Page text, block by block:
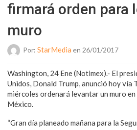
firmará orden para
muro
Por: StarMedia en 26/01/2017
Washington, 24 Ene (Notimex).- El
Unidos, Donald Trump, anunció hoy vía
miércoles ordenará levantar un muro
México.
“Gran día planeado mañana para la